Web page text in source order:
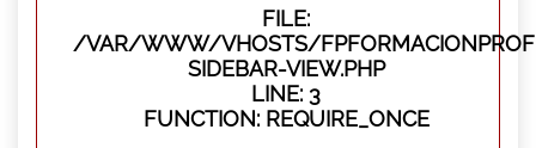
FILE:
/VAR/WWW/VHOSTS/
SIDEBAR-VIEW.PHP
LINE: 3
FUNCTION: REQUIRE_ONCE